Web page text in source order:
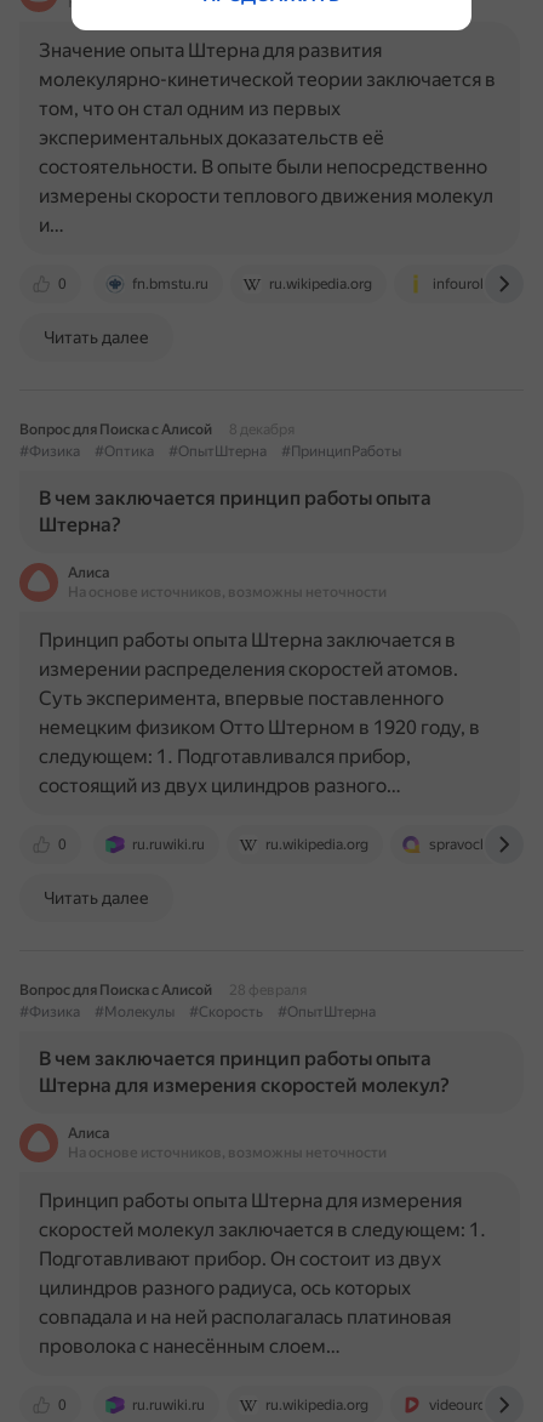
0 fn.bmstu.ru ru.wikipedia.org infourok.ru
Значение опыта Штерна для развития
молекулярно-кинетической теории заключается в
том, что он стал одним из первых
экспериментальных доказательств её
состоятельности. В опыте были непосредственно
измерены скорости теплового движения молекул
и…
Читать далее
Вопрос для Поиска с Алисой
8 декабря
#Физика
#Оптика #ОпытШтерна #ПринципРаботы
В чем заключается принцип работы опыта
Штерна?
Алиса
На основе источников, возможны неточности
0 ru.ruwiki.ru ru.wikipedia.org spravochnick.ru
Принцип работы опыта Штерна заключается в
измерении распределения скоростей атомов.
Суть эксперимента, впервые поставленного
немецким физиком Отто Штерном в 1920 году, в
следующем: 1. Подготавливался прибор,
состоящий из двух цилиндров разного…
Читать далее
Вопрос для Поиска с Алисой
28 февраля
#Физика
#Молекулы #Скорость #ОпытШтерна
В чем заключается принцип работы опыта
Штерна для измерения скоростей молекул?
Алиса
На основе источников, возможны неточности
0 ru.ruwiki.ru ru.wikipedia.org videouroki.net
Принцип работы опыта Штерна для измерения
скоростей молекул заключается в следующем: 1.
Подготавливают прибор. Он состоит из двух
цилиндров разного радиуса, ось которых
совпадала и на ней располагалась платиновая
проволока с нанесённым слоем…